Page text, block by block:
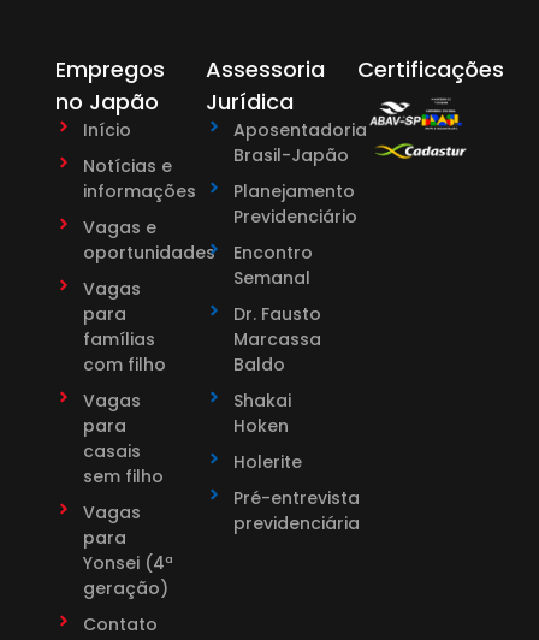
Empregos
no Japão
Início
Notícias e
informações
Vagas e
oportunidades
Vagas
para
famílias
com filho
Vagas
para
casais
sem filho
Vagas
para
Yonsei (4ª
geração)
Contato
Assessoria
Jurídica
Aposentadoria
Brasil-Japão
Planejamento
Previdenciário
Encontro
Semanal
Dr. Fausto
Marcassa
Baldo
Shakai
Hoken
Holerite
Pré-entrevista
previdenciária
Certificações